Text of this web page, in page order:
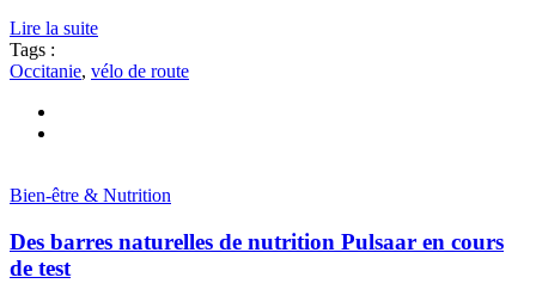
Lire la suite
Tags :
Occitanie, vélo de route
Bien-être & Nutrition
Des barres naturelles de nutrition Pulsaar en cours
de test